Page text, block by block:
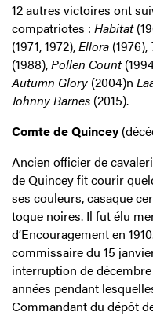
12 autres victoires ont
compatriotes : Habitat
(1971, 1972),Ellora (1976),
(1988),Pollen Count
Autumn Glory (2004)n
Johnny Barnes (2015).
Comte de Quincey
Ancien officier de
de Quincey fit courir
ses couleurs, casaque
toque noires. Il fut élu
d’Encouragement en
commissaire du 15
interruption de décembre
années pendant
Commandant du dépôt